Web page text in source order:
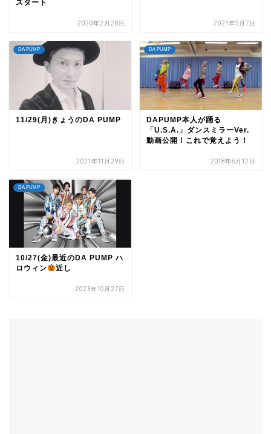
スタート
2020年2月28日 2021年5月7日
DA PUMP
11/29(月)きょうのDA PUMP
2021年11月29日
DA PUMP
DAPUMP本人が踊る
「U.S.A.」ダンスミラーVer.
動画公開！これで覚えよう！
2018年6月12日
DA PUMP
10/27(金)最近のDA PUMP ハ
ロウィン
近し
2023年10月27日